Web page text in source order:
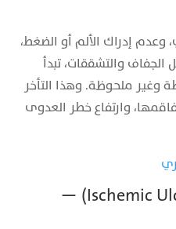
إدراك الألم أو الضغط،
الجفاف والتشققات، تبدأ
وغير ملحوظة. وهذا التأخر
وارتفاع خطر العدوى
2- القرح الإقفارية (Ischemic Ulcers) —